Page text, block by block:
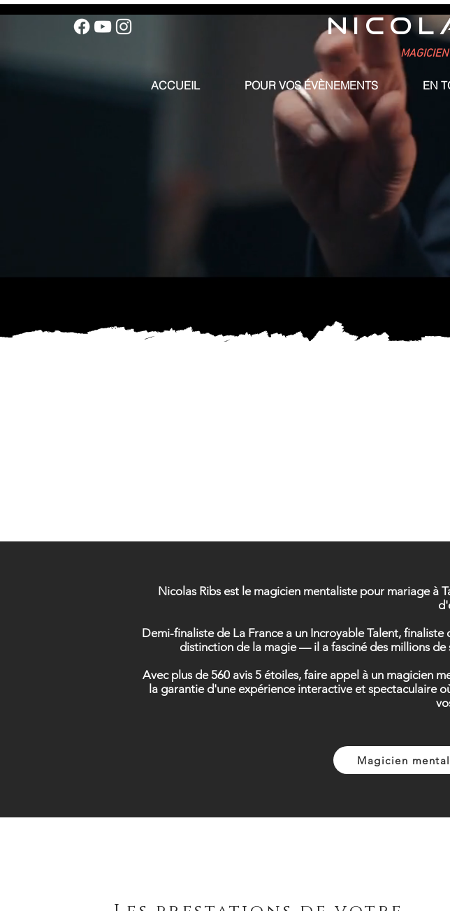
ACCUEIL POUR VOS ÉVÈNEMENTS EN
Nicolas Ribs est le magicien mentaliste pour mariage à
Demi-finaliste de La France a un Incroyable Talent,
distinction de la magie — il a fasciné des millions de
Avec plus de 560 avis 5 étoiles, faire appel à un magicien
la garantie d'une expérience interactive et
Magicien